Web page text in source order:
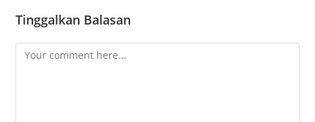
Tinggalkan Balasan
Comment